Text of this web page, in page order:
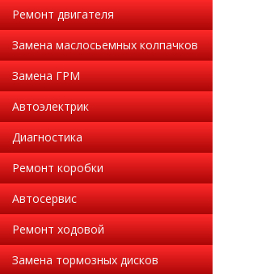
Ремонт двигателя
Замена маслосьемных колпачков
Замена ГРМ
Автоэлектрик
Диагностика
Ремонт коробки
Автосервис
Ремонт ходовой
Замена тормозных дисков